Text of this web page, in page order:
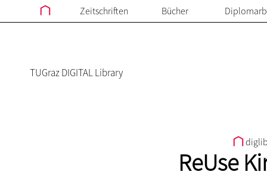
Zeitschriften Bücher
TUGraz DIGITAL Library
ReUse